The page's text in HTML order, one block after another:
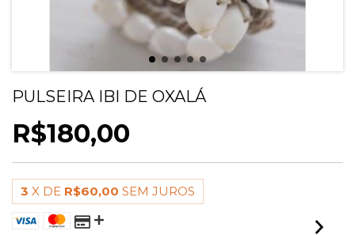
PULSEIRA IBI DE OXALÁ
R$180,00
3 X DE R$60,00 SEM JUROS